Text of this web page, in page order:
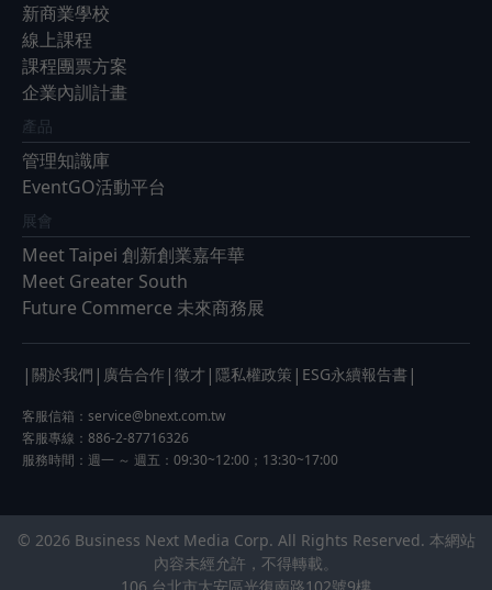
新商業學校
線上課程
課程團票方案
企業內訓計畫
產品
管理知識庫
EventGO活動平台
展會
Meet Taipei 創新創業嘉年華
Meet Greater South
Future Commerce 未來商務展
| 關於我們 | 廣告合作 | 徵才 | 隱私權政策 | ESG永續報告書 |
客服信箱： service@bnext.com.tw
客服專線：886-2-87716326
服務時間：週一 ～ 週五：09:30~12:00；13:30~17:00
© 2026 Business Next Media Corp. All Rights Reserved. 本網站
內容未經允許，不得轉載。